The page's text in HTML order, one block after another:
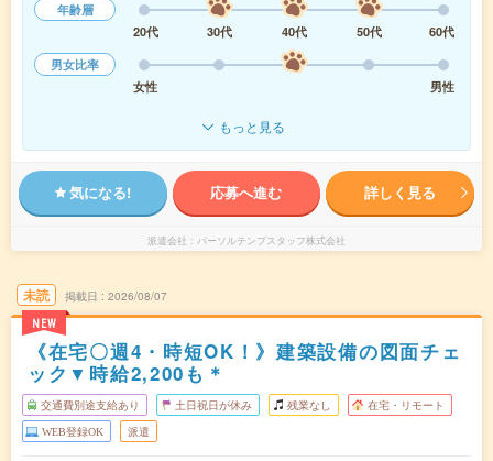
年齢層
20代
30代 40代 50代
60代
男女比率
女性
男性
もっと見る
気になる! 応募へ進む 詳しく見る
派遣会社 パーソルテンプスタッフ株式会社
未読
NEW
掲載日 2026/08/07
《在宅〇週4・時短OK！》建築設備の図面チェ
ック▼時給2,200も＊
交通費別途支給あり 土日祝日が休み 残業なし 在宅・リモート
WEB登録OK 派遣